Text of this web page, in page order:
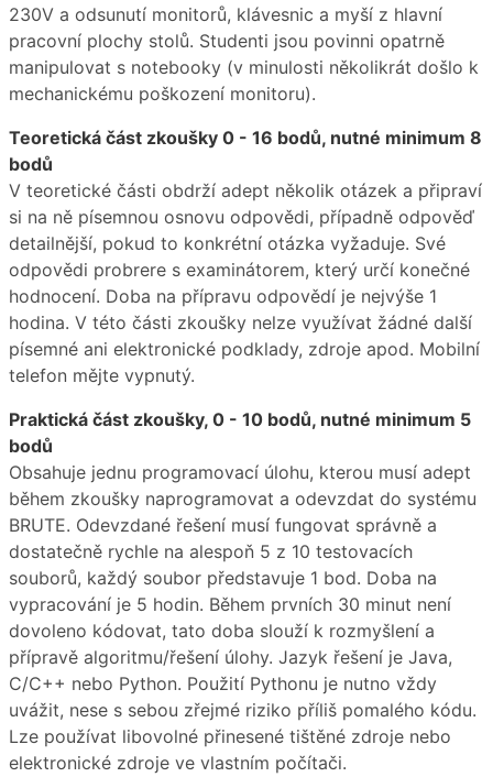
230V a odsunutí monitorů, klávesnic a myší z hlavní
pracovní plochy stolů. Studenti jsou povinni opatrně
manipulovat s notebooky (v minulosti několikrát došlo k
mechanickému poškození monitoru).
Teoretická část zkoušky 0 - 16 bodů, nutné minimum 8
bodů
V teoretické části obdrží adept několik otázek a připraví
si na ně písemnou osnovu odpovědi, případně odpověď
detailnější, pokud to konkrétní otázka vyžaduje. Své
odpovědi probrere s examinátorem, který určí konečné
hodnocení. Doba na přípravu odpovědí je nejvýše 1
hodina. V této části zkoušky nelze využívat žádné další
písemné ani elektronické podklady, zdroje apod. Mobilní
telefon mějte vypnutý.
Praktická část zkoušky, 0 - 10 bodů, nutné minimum 5
bodů
Obsahuje jednu programovací úlohu, kterou musí adept
během zkoušky naprogramovat a odevzdat do systému
BRUTE. Odevzdané řešení musí fungovat správně a
dostatečně rychle na alespoň 5 z 10 testovacích
souborů, každý soubor představuje 1 bod. Doba na
vypracování je 5 hodin. Během prvních 30 minut není
dovoleno kódovat, tato doba slouží k rozmyšlení a
přípravě algoritmu/řešení úlohy. Jazyk řešení je Java,
C/C++ nebo Python. Použití Pythonu je nutno vždy
uvážit, nese s sebou zřejmé riziko příliš pomalého kódu.
Lze používat libovolné přinesené tištěné zdroje nebo
elektronické zdroje ve vlastním počítači.